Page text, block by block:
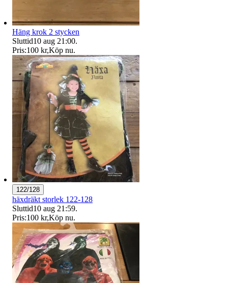
Häng krok 2 stycken
Sluttid10 aug 21:00.
Pris:100 kr,Köp nu.
122/128
häxdräkt storlek 122-128
Sluttid10 aug 21:59.
Pris:100 kr,Köp nu.